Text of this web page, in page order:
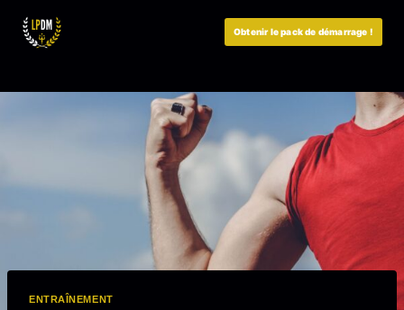
Obtenir le pack de démarrage !
ENTRAÎNEMENT